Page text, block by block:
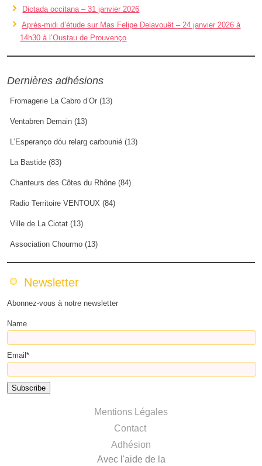
Dictada occitana – 31 janvier 2026
Après-midi d’étude sur Mas Felipe Delavouët – 24 janvier 2026 à
14h30 à l’Oustau de Prouvenço
Dernières adhésions
Fromagerie La Cabro d’Or (13)
Ventabren Demain (13)
L’Esperanço dóu relarg carbounié (13)
La Bastide (83)
Chanteurs des Côtes du Rhône (84)
Radio Territoire VENTOUX (84)
Ville de La Ciotat (13)
Association Chourmo (13)
Newsletter
Abonnez-vous à notre newsletter
Name
Email*
Mentions Légales
Contact
Adhésion
Avec l'aide de la